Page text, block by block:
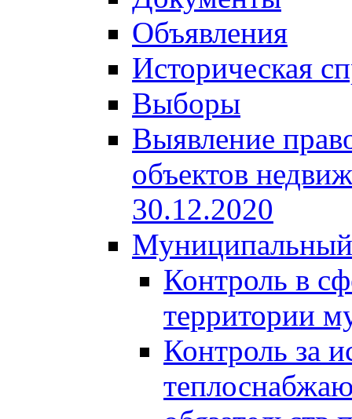
Объявления
Историческая
Выборы
Выявление
объектов
30.12.2020
Муниципальный
Контроль в
территории
Контроль за